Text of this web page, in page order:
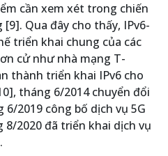
cần xem xét trong chiến
Qua đây cho thấy, IPv6-
triển khai chung của các
cử như nhà mạng T-
thành triển khai IPv6 cho
tháng 6/2014 chuyển đổi
2019 công bố dịch vụ 5G
2020 đã triển khai dịch vụ